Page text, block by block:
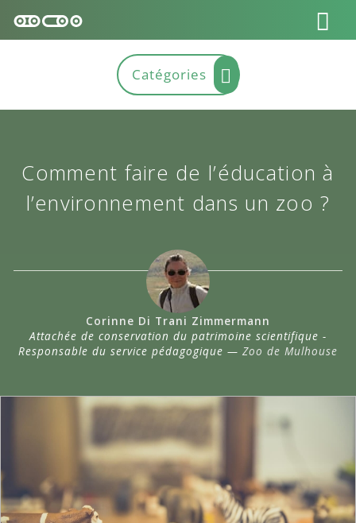
Comment faire de l’éducation à
l’environnement dans un zoo ?
Corinne Di Trani Zimmermann
Attachée de conservation du patrimoine scientifique -
Responsable du service pédagogique — Zoo de Mulhouse